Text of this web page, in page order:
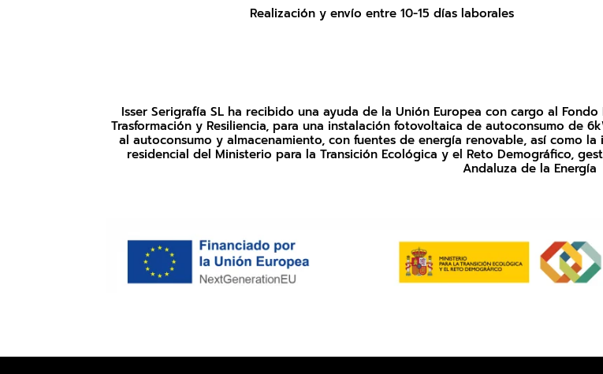
Realización y envío entre 10-15 días laborales
Isser Serigrafía SL ha recibido una ayuda de la Unión Europea con cargo al
Trasformación y Resiliencia, para una instalación fotovoltaica de autoconsumo de
al autoconsumo y almacenamiento, con fuentes de energía renovable, así como
residencial del Ministerio para la Transición Ecológica y el Reto Demográfico,
Andaluza de la Energía